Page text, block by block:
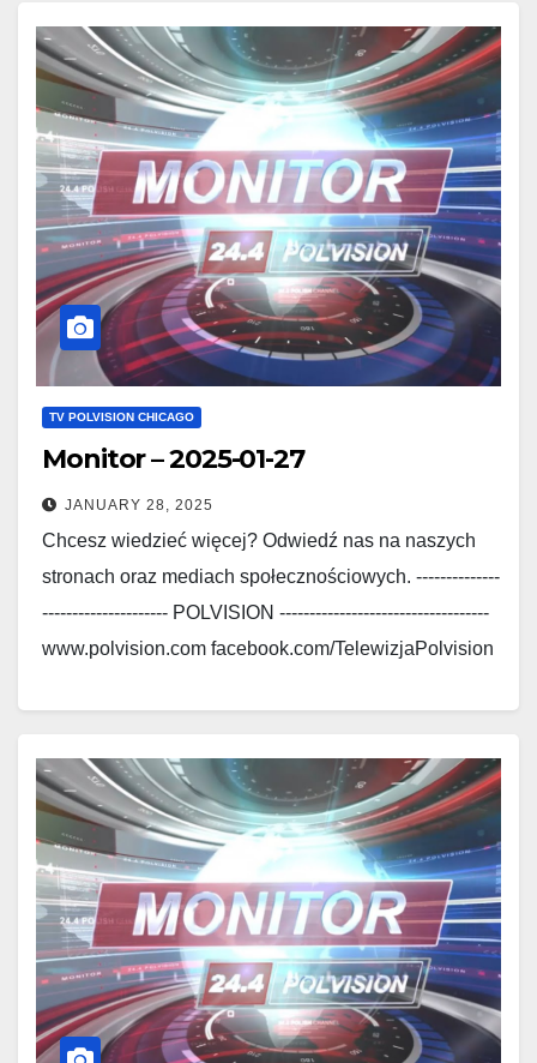
TV POLVISION CHICAGO
Monitor – 2025-01-27
JANUARY 28, 2025
Chcesz wiedzieć więcej? Odwiedź nas na naszych
stronach oraz mediach społecznościowych. --------------
--------------------- POLVISION -----------------------------------
www.polvision.com facebook.com/TelewizjaPolvision